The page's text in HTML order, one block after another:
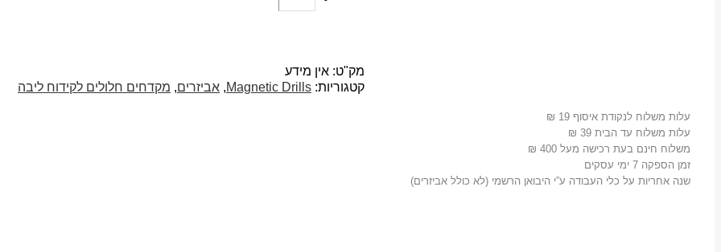
מק"ט: אין מידע
קטגוריות: Magnetic Drills
, אביזרים, מקדחים חלולים לקידוח ליבה
עלות משלוח לנקודת איסוף 19 ₪
עלות משלוח עד הבית 39 ₪
משלוח חינם בעת רכישה מעל 400 ₪
זמן הספקה 7 ימי עסקים
שנה אחריות על כלי העבודה ע”י היבואן הרשמי (לא כולל אביזרים)